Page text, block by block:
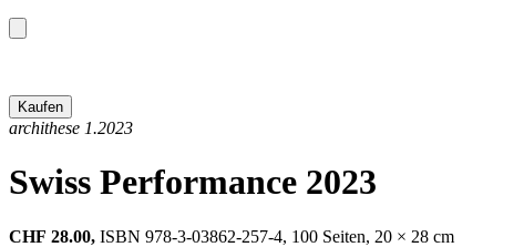
archithese 1.2023
Swiss Performance 2023
CHF 28.00, ISBN 978-3-03862-257-4, 100 Seiten, 20 × 28 cm